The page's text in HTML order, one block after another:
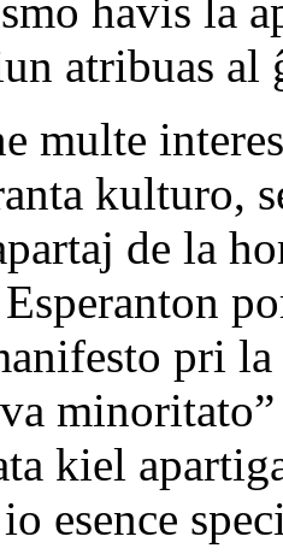
havis la
atribuas
multe
kulturo,
de la
pri
minoritato”
kiel
esence